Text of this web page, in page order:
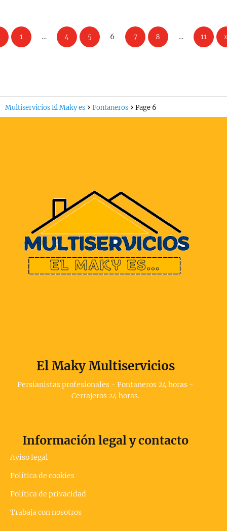
1 … 4 5 6 7 8 … 11
Multiservicios El Maky es Fontaneros Page 6
El Maky Multiservicios
Persianistas profesionales - Fontaneros 24 horas -
Cerrajeros 24 horas.
Información legal y contacto
Aviso legal
Política de cookies
Política de privacidad
Trabaja con nosotros